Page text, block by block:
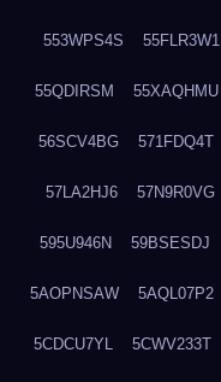
553WPS4S 55FLR3W1
55QDIRSM 55XAQHMU
56SCV4BG 571FDQ4T
57LA2HJ6 57N9R0VG
595U946N 59BSESDJ
5AOPNSAW 5AQL07P2
5CDCU7YL 5CWV233T